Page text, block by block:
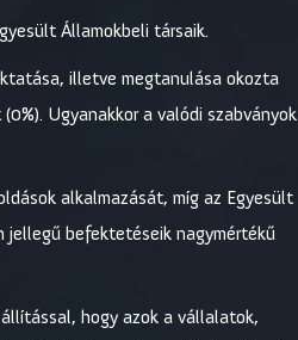
Államokbeli társaik.
illetve megtanulása okozta
Ugyanakkor a valódi szabványok
alkalmazását, míg az Egyesült
jellegű befektetéseik nagymértékű
hogy azok a vállalatok,